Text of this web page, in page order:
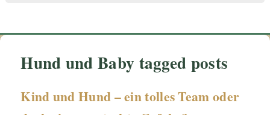
Hund und Baby tagged posts
Kind und Hund – ein tolles Team oder